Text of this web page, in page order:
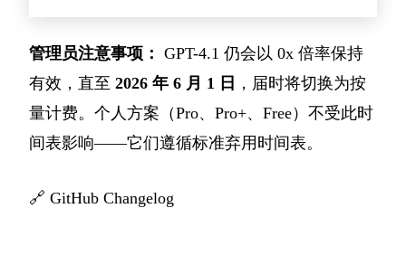
管理员注意事项： GPT-4.1 仍会以 0x 倍率保持
有效，直至 2026 年 6 月 1 日 ，届时将切换为按
量计费。个人方案（Pro、Pro+、Free）不受此时
间表影响——它们遵循标准弃用时间表。
🔗 GitHub Changelog